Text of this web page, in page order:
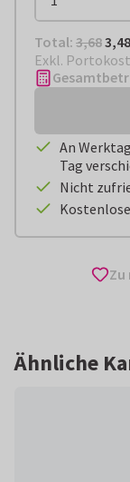
Total: € 3,48
Total: 3,683,48
Exkl.
An
Tag
Nicht
Zu
Ähnliche